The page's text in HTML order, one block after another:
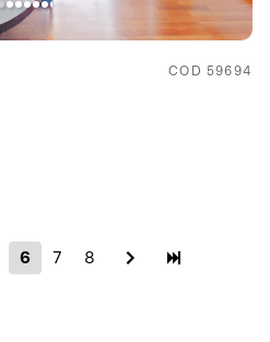
COD 59694
6 7 8